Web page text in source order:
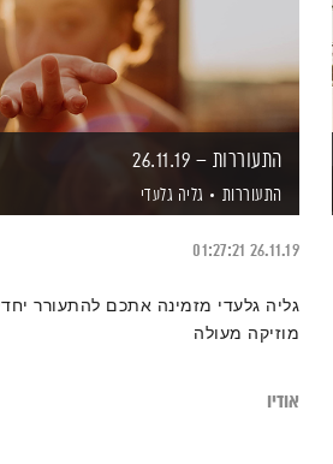
התעוררות – 26.11.19
התעוררות גליה גלעדי
26.11.19
01:27:21
גליה גלעדי מזמינה אתכם להתעורר
מוזיקה מעולה
אודיו